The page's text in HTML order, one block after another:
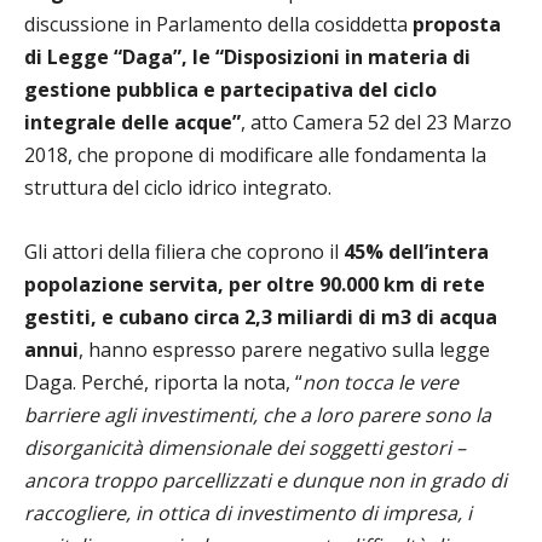
discussione in Parlamento della cosiddetta proposta
di Legge “Daga”, le “Disposizioni in materia di
gestione pubblica e partecipativa del ciclo
integrale delle acque”, atto Camera 52 del 23 Marzo
2018, che propone di modificare alle fondamenta la
struttura del ciclo idrico integrato.
Gli attori della filiera che coprono il 45% dell’intera
popolazione servita, per oltre 90.000 km di rete
gestiti, e cubano circa 2,3 miliardi di m3 di acqua
annui, hanno espresso parere negativo sulla legge
Daga. Perché, riporta la nota, “non tocca le vere
barriere agli investimenti, che a loro parere sono la
disorganicità dimensionale dei soggetti gestori –
ancora troppo parcellizzati e dunque non in grado di
raccogliere, in ottica di investimento di impresa, i